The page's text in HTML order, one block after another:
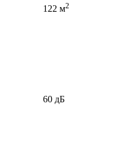
122 м2
60 дБ